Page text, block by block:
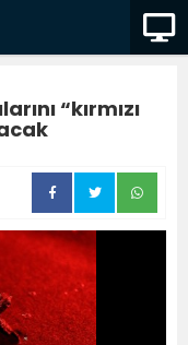
“kırmızı